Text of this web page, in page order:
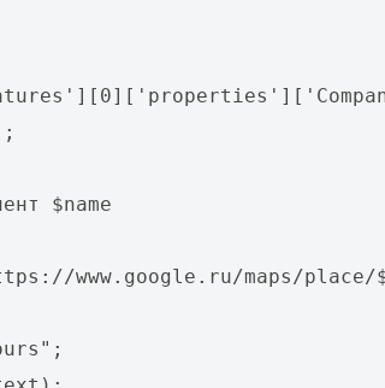
$name
www.google.ru/maps/place/